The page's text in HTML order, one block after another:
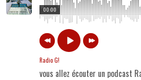
00:00
Radio G!
vous allez écouter un podcast